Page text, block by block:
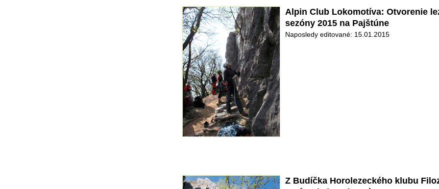
Alpin Club Lokomotíva: Otvorenie
sezóny 2015 na Pajštúne
Naposledy editované: 15.01.2015
Z Budíčka Horolezeckého klubu